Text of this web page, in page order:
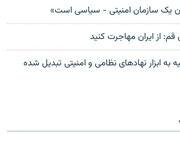
يک سازمان امنيتی - سياسی است»
از ایران مهاجرت کنید
ابزار نهادهای نظامی و امنيتی تبديل شده